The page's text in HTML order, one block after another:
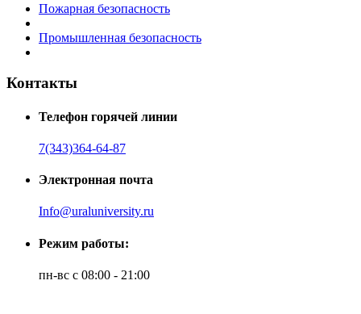
Пожарная безопасность
Промышленная безопасность
Контакты
Телефон горячей линии
7(343)364-64-87
Электронная почта
Info@uraluniversity.ru
Режим работы:
пн-вс с 08:00 - 21:00